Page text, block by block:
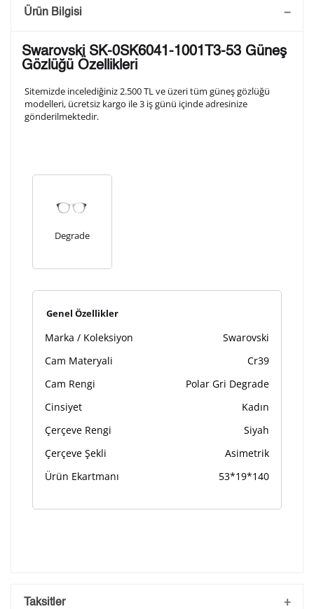
Saatini Kişiselleştir
arka kapağına gravür tekniği ile formda belirtmiş
olduğunuz şekilde işlenecektir.
1. Satır
3. Satır
Kişiselleştirilmiş ürünlerin teslim süresi gravür işleme
sebebi ile 1-2 iş günü uzamaktadır. Gravür İşlemi
Kişiselleştirilmiş
ürünlerde
iade ve değişim
Ürün Bilgisi
Swarovski SK-0SK6041-1001T3-53 Güneş
Gözlüğü Özellikleri
Sitemizde incelediğiniz 2.500 TL ve üzeri tüm güneş gözlüğü
modelleri, ücretsiz kargo ile 3 iş günü içinde adresinize
gönderilmektedir.
Degrade
Genel Özellikler
Marka / Koleksiyon
Swarovski
Cam Materyali
Cr39
Cam Rengi
Polar Gri Degrade
Cinsiyet
Kadın
Çerçeve Rengi
Siyah
Çerçeve Şekli
Asimetrik
Ürün Ekartmanı
53*19*140
Taksitler